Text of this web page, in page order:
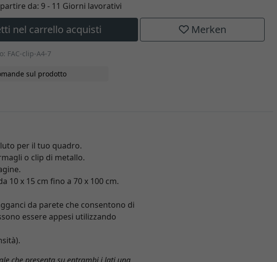
da: 9 - 11 Giorni lavorativi
nel carrello acquisti Merken
FAC-clip-A4-7
sul prodotto
per il tuo quadro.
o clip di metallo.
10 x 15 cm fino a 70 x 100 cm.
da parete che consentono di
essere appesi utilizzando